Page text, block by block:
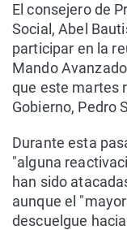
El consejero de
Social, Abel
participar en la
Mando
que este martes
Gobierno, Pedro
Durante esta
"alguna
han sido
aunque el
descuelgue